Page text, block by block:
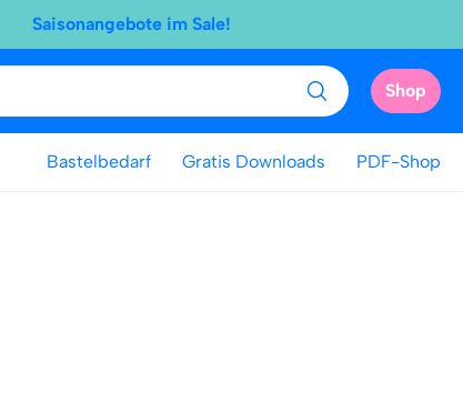
Saisonangebote im Sale!
Shop
Bastelbedarf Gratis Downloads PDF-Shop